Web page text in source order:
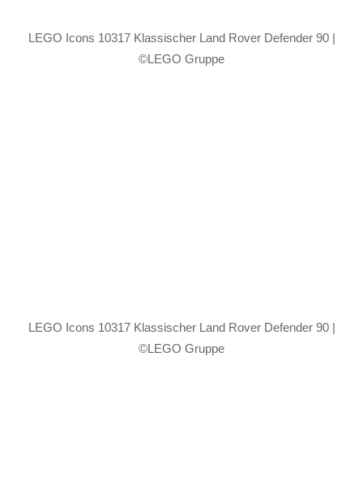
LEGO Icons 10317 Klassischer Land Rover Defender 90 |
©LEGO Gruppe
LEGO Icons 10317 Klassischer Land Rover Defender 90 |
©LEGO Gruppe